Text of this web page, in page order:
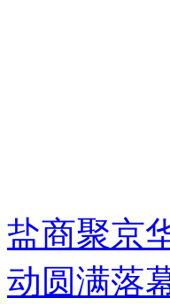
盐商聚京
动圆满落